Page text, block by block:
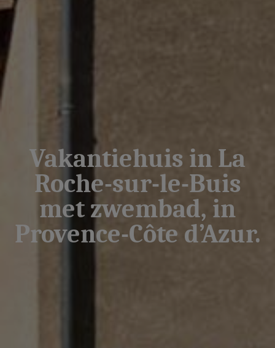
Vakantiehuis in La
Roche-sur-le-Buis
met zwembad, in
Provence-Côte d’Azur.